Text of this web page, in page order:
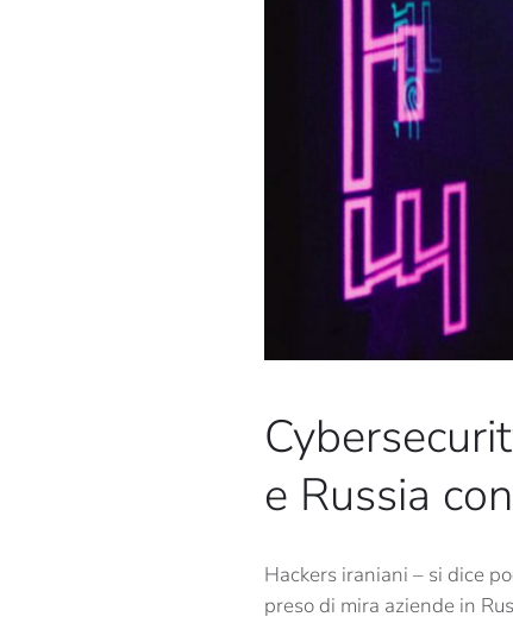
e Russia
Hackers iraniani – si dice
preso di mira aziende in